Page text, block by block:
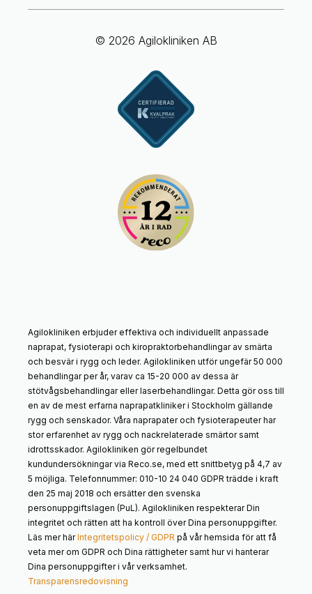
© 2026 Agilokliniken AB
Agilokliniken erbjuder effektiva och individuellt anpassade
naprapat, fysioterapi och kiropraktorbehandlingar av smärta
och besvär i rygg och leder. Agilokliniken utför ungefär 50 000
behandlingar per år, varav ca 15-20 000 av dessa är
stötvågsbehandlingar eller laserbehandlingar. Detta gör oss till
en av de mest erfarna naprapatkliniker i Stockholm gällande
rygg och senskador. Våra naprapater och fysioterapeuter har
stor erfarenhet av rygg och nackrelaterade smärtor samt
idrottsskador. Agilokliniken gör regelbundet
kundundersökningar via Reco.se, med ett snittbetyg på 4,7 av
5 möjliga. Telefonnummer: 010-10 24 040 GDPR trädde i kraft
den 25 maj 2018 och ersätter den svenska
personuppgiftslagen (PuL). Agilokliniken respekterar Din
integritet och rätten att ha kontroll över Dina personuppgifter.
Läs mer härIntegritetspolicy / GDPR på vår hemsida för att få
veta mer om GDPR och Dina rättigheter samt hur vi hanterar
Dina personuppgifter i vår verksamhet.
Transparensredovisning